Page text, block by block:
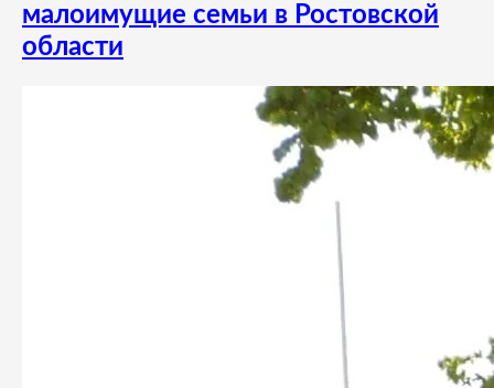
малоимущие семьи в Ростовской
области